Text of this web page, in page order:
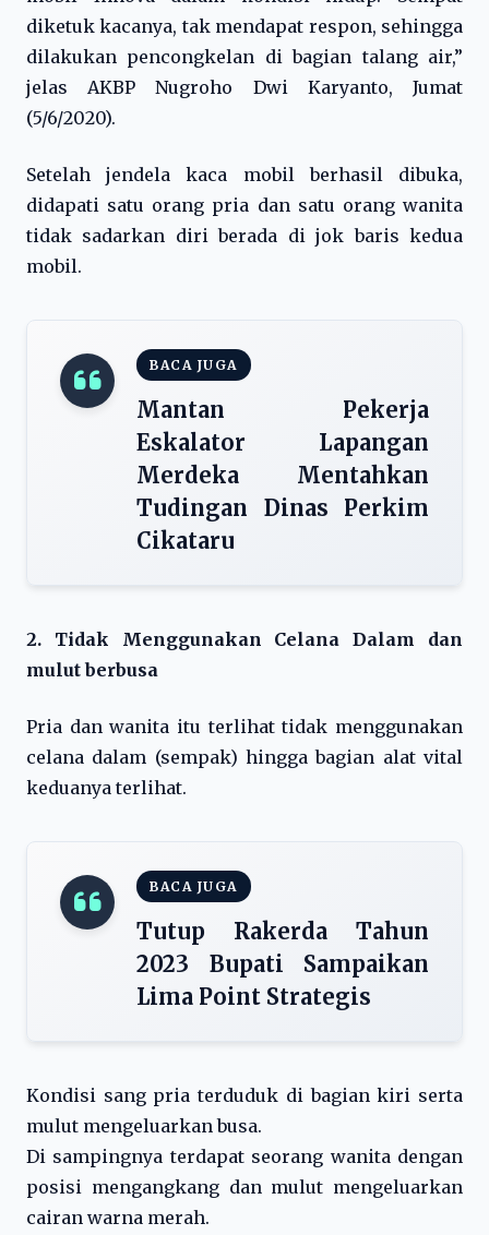
diketuk kacanya, tak mendapat respon, sehingga
dilakukan pencongkelan di bagian talang air,”
jelas AKBP Nugroho Dwi Karyanto, Jumat
(5/6/2020).
Setelah jendela kaca mobil berhasil dibuka,
didapati satu orang pria dan satu orang wanita
tidak sadarkan diri berada di jok baris kedua
mobil.
BACA JUGA
Mantan Pekerja
Eskalator Lapangan
Merdeka Mentahkan
Tudingan Dinas Perkim
Cikataru
2. Tidak Menggunakan Celana Dalam dan
mulut berbusa
Pria dan wanita itu terlihat tidak menggunakan
celana dalam (sempak) hingga bagian alat vital
keduanya terlihat.
BACA JUGA
Tutup Rakerda Tahun
2023 Bupati Sampaikan
Lima Point Strategis
Kondisi sang pria terduduk di bagian kiri serta
mulut mengeluarkan busa.
Di sampingnya terdapat seorang wanita dengan
posisi mengangkang dan mulut mengeluarkan
cairan warna merah.